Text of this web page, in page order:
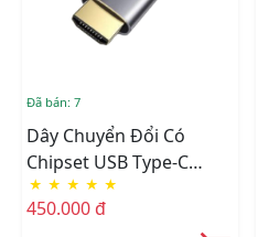
Đã bán: 7
Dây Chuyển Đổi Có
Chipset USB Type-C
Sang HDMI Dài 1.5M
Ugreen (50570)
★ ★ ★ ★ ★
450.000 đ